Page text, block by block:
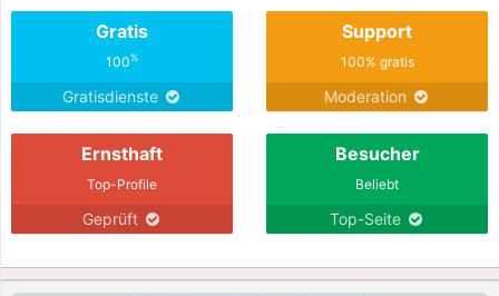
Gratis
100%
Gratisdienste
Support
100% gratis
Moderation
Ernsthaft
Top-Profile
Geprüft
Besucher
Beliebt
Top-Seite